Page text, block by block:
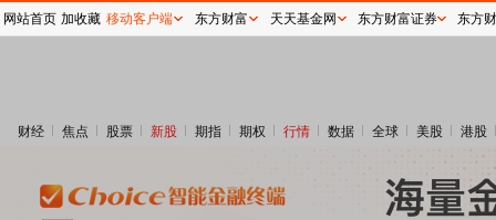
财经 焦点 股票 新股 期指 期权 行情 数据 全球 美股 港股
网站首页 加收藏 移动客户端 东方财富 天天基金网 东方财富证券 东方